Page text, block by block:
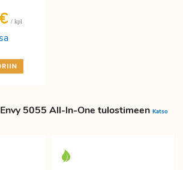
/ kpl
5055 All-ln-One tulostimeen Katso